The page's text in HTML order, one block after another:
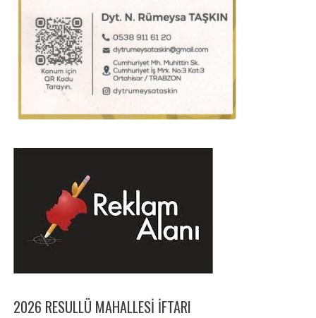
2026 RESULLÜ MAHALLESI İFTARI